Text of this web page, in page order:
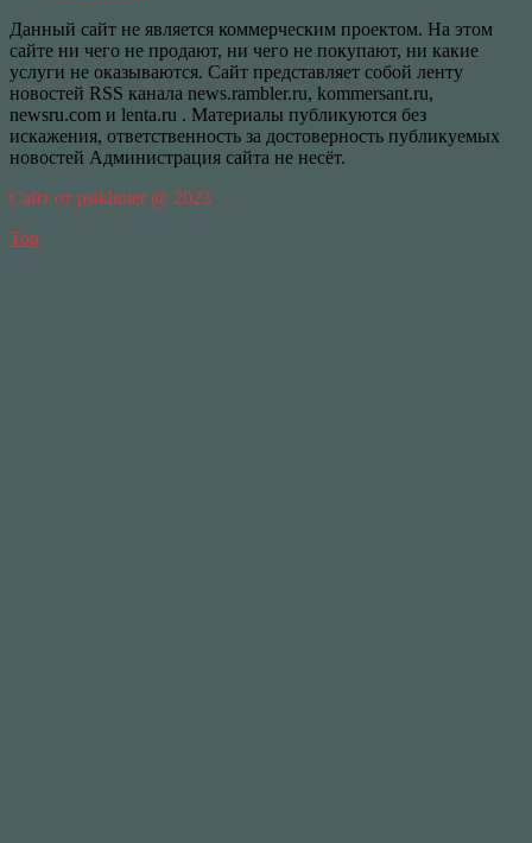
Данный сайт не является коммерческим проектом. На этом
сайте ни чего не продают, ни чего не покупают, ни какие
услуги не оказываются. Сайт представляет собой ленту
новостей RSS канала news.rambler.ru, kommersant.ru,
newsru.com и lenta.ru . Материалы публикуются без
искажения, ответственность за достоверность публикуемых
новостей Администрация сайта не несёт.
Сайт от psikhoter @ 2023
Top